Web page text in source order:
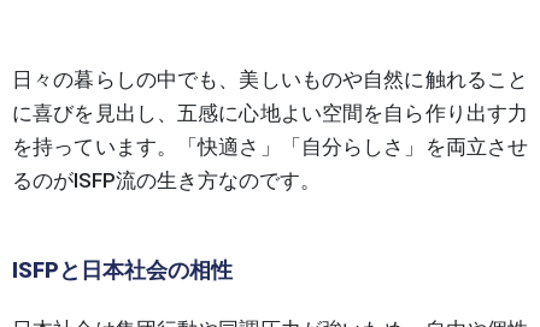
日々の暮らしの中でも、美しいものや自然に触れること
に喜びを見出し、五感に心地よい空間を自ら作り出す力
を持っています。「快適さ」「自分らしさ」を両立させ
るのがISFP流の生き方なのです。
ISFPと日本社会の相性